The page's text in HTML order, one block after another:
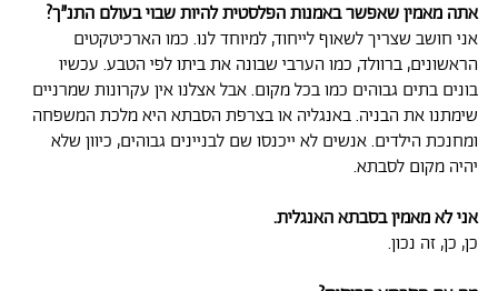
אתה מאמין שאפשר באמנות הפלסטית להיות שבוי בעולם התנ״ך?
אני חושב שצריך לשאוף לייחוד, למיוחד לנו. כמו הארכיטקטים
הראשונים, ברוולד, כמו הערבי שבונה את ביתו לפי הטבע. עכשיו
בונים בתים גבוהים כמו בכל מקום. אבל אצלנו אין עקרונות שמרניים
שימתנו את הבניה. באנגליה או בצרפת הסבתא היא מלכת המשפחה
ומחנכת הילדים. אנשים לא ייכנסו שם לבניינים גבוהים, כיוון שלא
יהיה מקום לסבתא.
אני לא מאמין בסבתא האנגלית.
כן, כן, זה נכון.